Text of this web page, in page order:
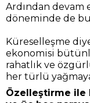
Ardından
döneminde de
Küreselleşme
ekonomisi
rahatlık ve
her türlü
Özelleştirme ile